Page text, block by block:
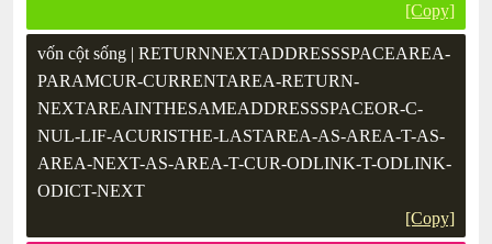
[Copy]
vốn cột sống | RETURNNEXTADDRESSSPACEAREA-
PARAMCUR-CURRENTAREA-RETURN-
NEXTAREAINTHESAMEADDRESSSPACEOR-C-
NUL-LIF-ACURISTHE-LASTAREA-AS-AREA-T-AS-
AREA-NEXT-AS-AREA-T-CUR-ODLINK-T-ODLINK-
ODICT-NEXT
[Copy]